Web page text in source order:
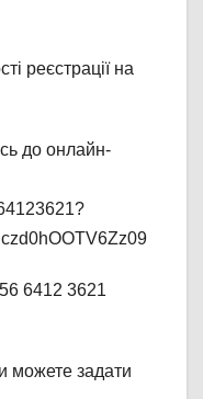
реєстрації на
до онлайн-
6412 3621
можете задати